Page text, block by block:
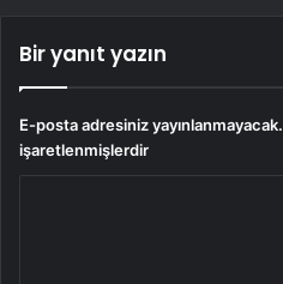
Bir yanıt yazın
E-posta adresiniz yayınlanmayacak.
işaretlenmişlerdir